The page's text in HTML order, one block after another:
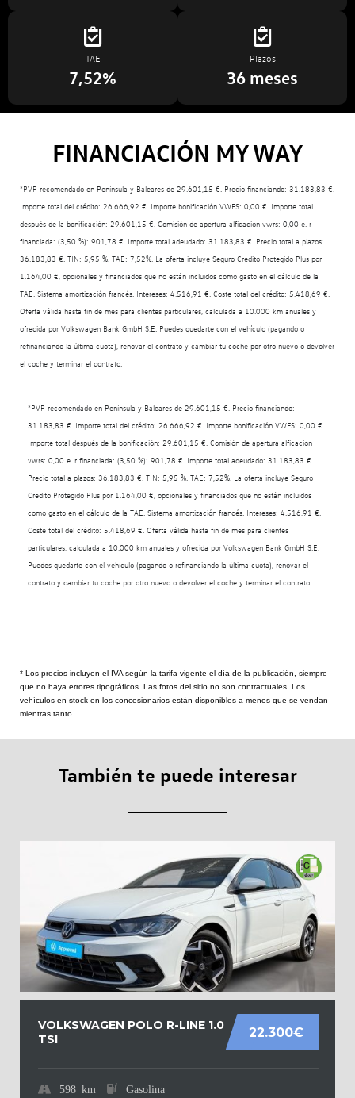
TAE
7,52%
Plazos
36 meses
FINANCIACIÓN MY WAY
*PVP recomendado en Península y Baleares de 29.601,15 €. Precio financiando: 31.183,83 €.
Importe total del crédito: 26.666,92 €. Importe bonificación VWFS: 0,00 €. Importe total
después de la bonificación: 29.601,15 €. Comisión de apertura alficacion vwrs: 0,00 e. r
financiada: (3,50 %): 901,78 €. Importe total adeudado: 31.183,83 €. Precio total a plazos:
36.183,83 €. TIN: 5,95 %. TAE: 7,52%. La oferta incluye Seguro Credito Protegido Plus por
1.164,00 €, opcionales y financiados que no están incluidos como gasto en el cálculo de la
TAE. Sistema amortización francés. Intereses: 4.516,91 €. Coste total del crédito: 5.418,69 €.
Oferta válida hasta fin de mes para clientes particulares, calculada a 10.000 km anuales y
ofrecida por Volkswagen Bank GmbH S.E. Puedes quedarte con el vehículo (pagando o
refinanciando la última cuota), renovar el contrato y cambiar tu coche por otro nuevo o devolver
el coche y terminar el contrato.
*PVP recomendado en Península y Baleares de 29.601,15 €. Precio financiando:
31.183,83 €. Importe total del crédito: 26.666,92 €. Importe bonificación VWFS: 0,00 €.
Importe total después de la bonificación: 29.601,15 €. Comisión de apertura alficacion
vwrs: 0,00 e. r financiada: (3,50 %): 901,78 €. Importe total adeudado: 31.183,83 €.
Precio total a plazos: 36.183,83 €. TIN: 5,95 %. TAE: 7,52%. La oferta incluye Seguro
Credito Protegido Plus por 1.164,00 €, opcionales y financiados que no están incluidos
como gasto en el cálculo de la TAE. Sistema amortización francés. Intereses: 4.516,91 €.
Coste total del crédito: 5.418,69 €. Oferta válida hasta fin de mes para clientes
particulares, calculada a 10.000 km anuales y ofrecida por Volkswagen Bank GmbH S.E.
Puedes quedarte con el vehículo (pagando o refinanciando la última cuota), renovar el
contrato y cambiar tu coche por otro nuevo o devolver el coche y terminar el contrato.
* Los precios incluyen el IVA según la tarifa vigente el día de la publicación, siempre
que no haya errores tipográficos. Las fotos del sitio no son contractuales. Los
vehículos en stock en los concesionarios están disponibles a menos que se vendan
mientras tanto.
También te puede interesar
22.300€
VOLKSWAGEN POLO R-LINE 1.0
TSI
598 km Gasolina